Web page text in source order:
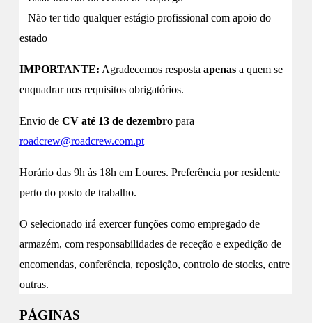
– Não ter tido qualquer estágio profissional com apoio do
estado
IMPORTANTE: Agradecemos resposta apenas a quem se
enquadrar nos requisitos obrigatórios.
Envio de CV até 13 de dezembro para
roadcrew@roadcrew.com.pt
Horário das 9h às 18h em Loures. Preferência por residente
perto do posto de trabalho.
O selecionado irá exercer funções como empregado de
armazém, com responsabilidades de receção e expedição de
encomendas, conferência, reposição, controlo de stocks, entre
outras.
PÁGINAS